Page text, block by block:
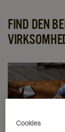
FIND DEN
Cookies